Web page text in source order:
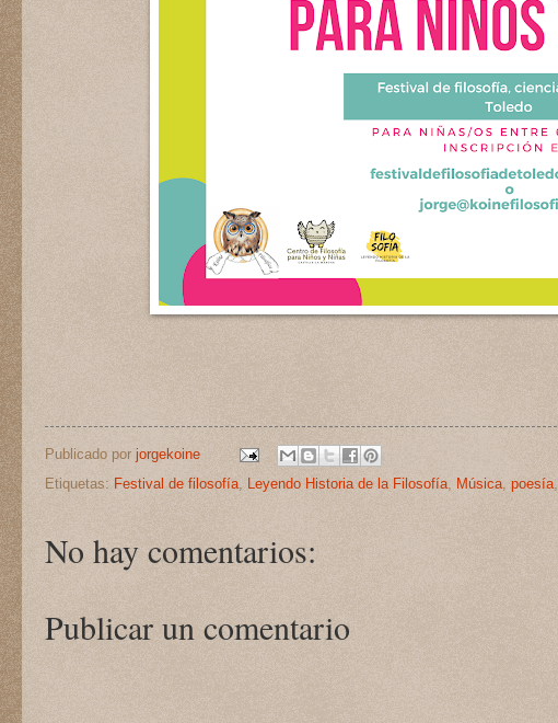
Publicado por jorgekoine
Etiquetas: Festival de filosofía, Leyendo Historia de la Filosofía, Música, poesía,
No hay comentarios:
Publicar un comentario